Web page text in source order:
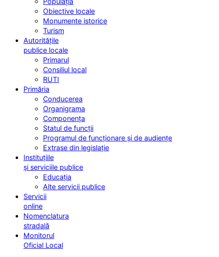
Obiective locale
Monumente istorice
Turism
Autoritățile
publice locale
Primarul
Consiliul local
RUTI
Primăria
Conducerea
Organigrama
Componența
Statul de funcții
Programul de funcționare și de audiențe
Extrase din legislație
Instituțiile
și serviciile publice
Educația
Alte servicii publice
Servicii
online
Nomenclatura
stradală
Monitorul
Oficial Local